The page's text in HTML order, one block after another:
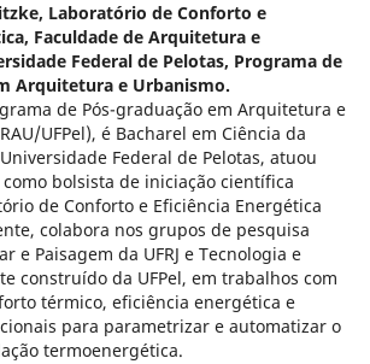
Laboratório de Conforto e
Faculdade de Arquitetura e
Federal de Pelotas, Programa de
Arquitetura e Urbanismo.
de Pós-graduação em Arquitetura e
UFPel), é Bacharel em Ciência da
Federal de Pelotas, atuou
bolsista de iniciação científica
de Conforto e Eficiência Energética
colabora nos grupos de pesquisa
e Paisagem da UFRJ e Tecnologia e
construído da UFPel, em trabalhos com
térmico, eficiência energética e
para parametrizar e automatizar o
termoenergética.